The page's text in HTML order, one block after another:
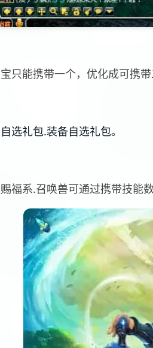
只能携带一个，优化成可携
选礼包.装备自选礼包。
福系.召唤兽可通过携带技能